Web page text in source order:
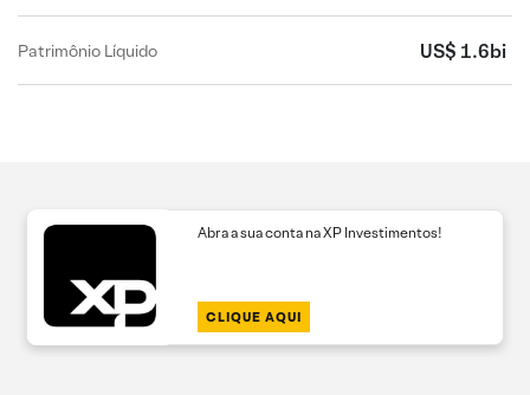
Patrimônio Líquido US$ 1.6bi
Abra a sua conta na XP Investimentos!
CLIQUE AQUI